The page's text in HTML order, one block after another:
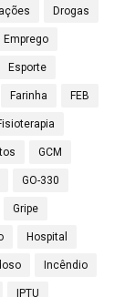
Drogas
Emprego
Esporte
Farinha FEB
GCM
GO-330
Gripe
Hospital
Incêndio
IPTU